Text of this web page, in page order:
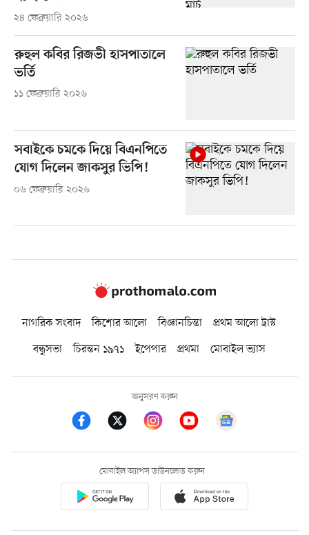
২৪ ফেব্রুয়ারি ২০২৬
রুহুল কবির রিজভী হাসপাতালে
ভর্তি
১১ ফেব্রুয়ারি ২০২৬
সবাইকে চমকে দিয়ে বিএনপিতে
যোগ দিলেন জাকসুর ভিপি!
০৬ ফেব্রুয়ারি ২০২৬
নাগরিক সংবাদ কিশোর আলো বিজ্ঞানচিন্তা
প্রথম আলো ট্রাস্ট
বন্ধুসভা
চিরন্তন ১৯৭১ ইপেপার প্রথমা মোবাইল ভ্যাস
অনুসরণ করুন
মোবাইল অ্যাপস ডাউনলোড করুন